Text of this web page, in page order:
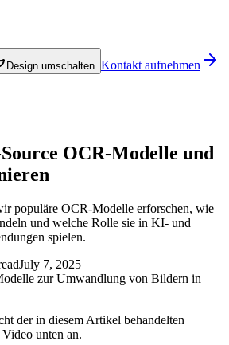
Design umschalten Kontakt aufnehmen
OCR-Modelle und
populäre OCR-Modelle erforschen, wie
und welche Rolle sie in KI- und
spielen.
July 7, 2025
der in diesem Artikel behandelten
unten an.